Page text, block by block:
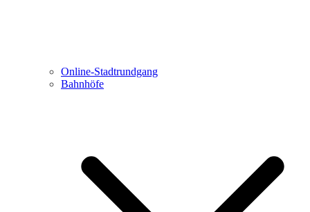
Online-Stadtrundgang
Bahnhöfe